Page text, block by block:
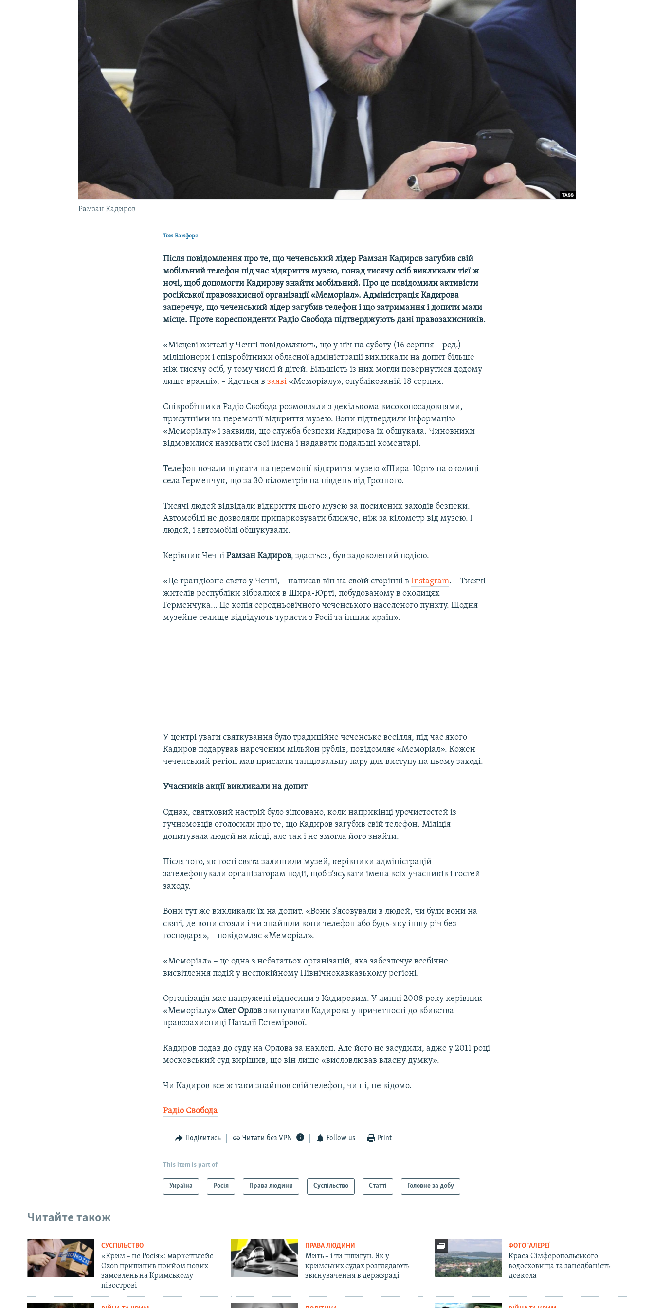
УКРАЇНСЬКА ПРОБЛЕМА КРИМУ
Рамзан Кадиров
Том Бамфорс
Після повідомлення про те, що чеченський лідер Рамзан Кадиров загубив свій
мобільний телефон під час відкриття музею, понад тисячу осіб викликали тієї ж
ночі, щоб допомогти Кадирову знайти мобільний. Про це повідомили активісти
російської правозахисної організації «Меморіал». Адміністрація Кадирова
заперечує, що чеченський лідер загубив телефон і що затримання і допити мали
місце. Проте кореспонденти Радіо Свобода підтверджують дані правозахисників.
«Місцеві жителі у Чечні повідомляють, що у ніч на суботу (16 серпня – ред.)
міліціонери і співробітники обласної адміністрації викликали на допит більше
ніж тисячу осіб, у тому числі й дітей. Більшість із них могли повернутися додому
лише вранці», – йдеться взаяві «Меморіалу», опублікованій 18 серпня.
Співробітники Радіо Свобода розмовляли з декількома високопосадовцями,
присутніми на церемонії відкриття музею. Вони підтвердили інформацію
«Меморіалу» і заявили, що служба безпеки Кадирова їх обшукала. Чиновники
відмовилися називати свої імена і надавати подальші коментарі.
Телефон почали шукати на церемонії відкриття музею «Шира-Юрт» на околиці
села Герменчук, що за 30 кілометрів на південь від Грозного.
Тисячі людей відвідали відкриття цього музею за посилених заходів безпеки.
Автомобілі не дозволяли припарковувати ближче, ніж за кілометр від музею. І
людей, і автомобілі обшукували.
Керівник ЧечніРамзан Кадиров, здається, був задоволений подією.
«Це грандіозне свято у Чечні, – написав він на своїй сторінці вInstagram. – Тисячі
жителів республіки зібралися в Шира-Юрті, побудованому в околицях
Герменчука… Це копія середньовічного чеченського населеного пункту. Щодня
музейне селище відвідують туристи з Росії та інших країн».
​У центрі уваги святкування було традиційне чеченське весілля, під час якого
Кадиров подарував нареченим мільйон рублів, повідомляє «Меморіал». Кожен
чеченський регіон мав прислати танцювальну пару для виступу на цьому заході.
Учасників акції викликали на допит
Однак, святковий настрій було зіпсовано, коли наприкінці урочистостей із
гучномовців оголосили про те, що Кадиров загубив свій телефон. Міліція
допитувала людей на місці, але так і не змогла його знайти.
Після того, як гості свята залишили музей, керівники адміністрацій
зателефонували організаторам події, щоб з’ясувати імена всіх учасників і гостей
заходу.
Вони тут же викликали їх на допит. «Вони з’ясовували в людей, чи були вони на
святі, де вони стояли і чи знайшли вони телефон або будь-яку іншу річ без
господаря», – повідомляє «Меморіал».
«Меморіал» – це одна з небагатьох організацій, яка забезпечує всебічне
висвітлення подій у неспокійному Північнокавказькому регіоні.
Організація має напружені відносини з Кадировим. У липні 2008 року керівник
«Меморіалу» Олег Орлов звинуватив Кадирова у причетності до вбивства
правозахисниці Наталії Естемірової.
Кадиров подав до суду на Орлова за наклеп. Але його не засудили, адже у 2011 році
московський суд вирішив, що він лише «висловлював власну думку».
Чи Кадиров все ж таки знайшов свій телефон, чи ні, не відомо.
Радіо Свобода
Поділитись Читати без VPN Follow us Print
This item is part of
Україна Росія Права людини Суспільство Статті Головне за добу
Читайте також
СУСПІЛЬСТВО
«Крим – не Росія»: маркетплейс
Ozon припинив прийом нових
замовлень на Кримському
півострові
ПРАВА ЛЮДИНИ
Мить – і ти шпигун. Як у
кримських судах розглядають
звинувачення в держзраді
ФОТОГАЛЕРЕЇ
Краса Сімферопольського
водосховища та занедбаність
довкола